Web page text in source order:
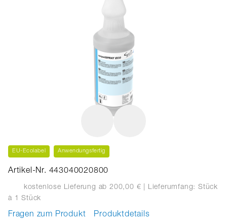
EU-Ecolabel Anwendungsfertig
Artikel-Nr. 443040020800
kostenlose Lieferung ab 200,00 € | Lieferumfang: Stück
à 1 Stück
Fragen zum Produkt Produktdetails